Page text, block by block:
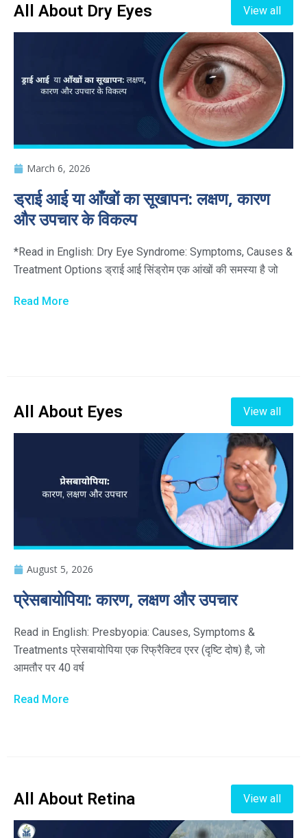
All About Dry Eyes View all
March 6, 2026
ड्राई आई या आँखों का सूखापन: लक्षण, कारण
और उपचार के विकल्प
*Read in English: Dry Eye Syndrome: Symptoms, Causes &
Treatment Options ड्राई आई सिंड्रोम एक आंखों की समस्या है जो
Read More
All About Eyes View all
August 5, 2026
प्रेसबायोपिया: कारण, लक्षण और उपचार
Read in English: Presbyopia: Causes, Symptoms &
Treatments प्रेसबायोपिया एक रिफ्रैक्टिव एरर (दृष्टि दोष) है, जो
आमतौर पर 40 वर्ष
Read More
All About Retina View all